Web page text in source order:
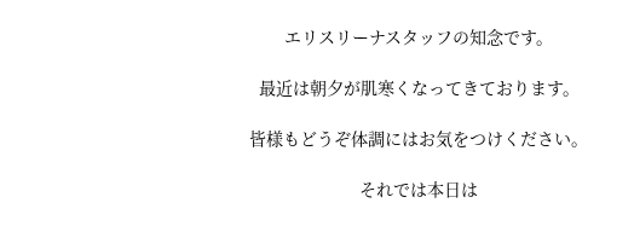
エリスリーナスタッフの知念です。
最近は朝夕が肌寒くなってきております。
皆様もどうぞ体調にはお気をつけください。
それでは本日は